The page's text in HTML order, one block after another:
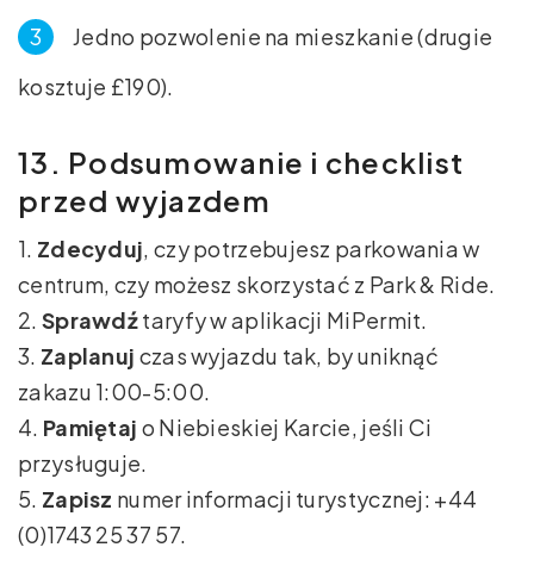
Jedno pozwolenie na mieszkanie (drugie
kosztuje £190).
13. Podsumowanie i checklist
przed wyjazdem
1. Zdecyduj, czy potrzebujesz parkowania w
centrum, czy możesz skorzystać z Park & Ride.
2. Sprawdźtaryfy w aplikacji MiPermit.
3. Zaplanuj czas wyjazdu tak, by uniknąć
zakazu 1:00-5:00.
4. Pamiętaj o Niebieskiej Karcie, jeśli Ci
przysługuje.
5. Zapisz numer informacji turystycznej: +44
(0)1743 25 37 57.